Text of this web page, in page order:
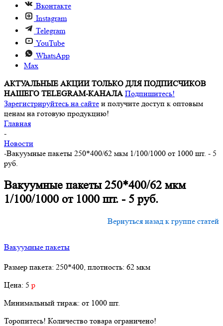
Вконтакте
Instagram
Telegram
YouTube
WhatsApp
Max
АКТУАЛЬНЫЕ АКЦИИ ТОЛЬКО ДЛЯ ПОДПИСЧИКОВ
НАШЕГО TELEGRAM-КАНАЛА Подпишитесь!
Зарегистрируйтесь на сайте и получите доступ к оптовым
ценам на готовую продукцию!
Главная
-
Новости
-Вакуумные пакеты 250*400/62 мкм 1/100/1000 от 1000 шт. - 5
руб.
Вакуумные пакеты 250*400/62 мкм
1/100/1000 от 1000 шт. - 5 руб.
Вернуться назад к группе статей
Вакуумные пакеты
Размер пакета: 250*400, плотность: 62 мкм
Цена: 5 р
Минимальный тираж: от 1000 шт.
Торопитесь! Количество товара ограничено!